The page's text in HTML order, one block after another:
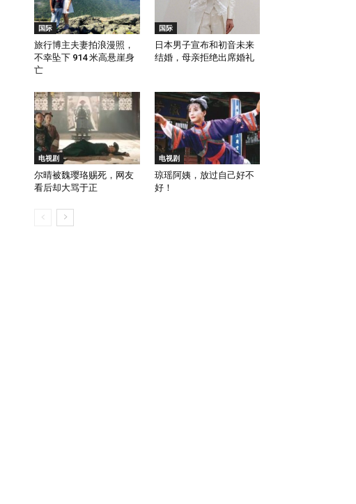
国际
旅行博主夫妻拍浪漫照，
不幸坠下 914 米高悬崖身
亡
国际
日本男子宣布和初音未来
结婚，母亲拒绝出席婚礼
电视剧
尔晴被魏璎珞赐死，网友
看后却大骂于正
电视剧
琼瑶阿姨，放过自己好不
好！